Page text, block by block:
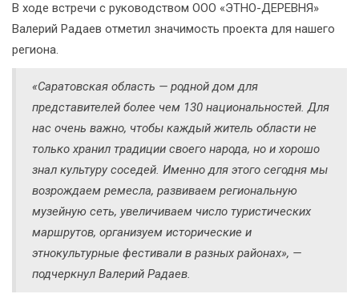
В ходе встречи с руководством ООО «ЭТНО-ДЕРЕВНЯ»
Валерий Радаев отметил значимость проекта для нашего
региона.
«Саратовская область — родной дом для
представителей более чем 130 национальностей. Для
нас очень важно, чтобы каждый житель области не
только хранил традиции своего народа, но и хорошо
знал культуру соседей. Именно для этого сегодня мы
возрождаем ремесла, развиваем региональную
музейную сеть, увеличиваем число туристических
маршрутов, организуем исторические и
этнокультурные фестивали в разных районах», —
подчеркнул Валерий Радаев.